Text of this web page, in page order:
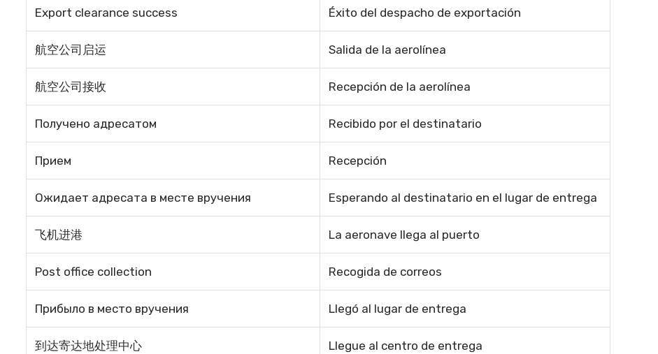
Export clearance success Éxito del despacho de exportación
航空公司启运 Salida de la aerolínea
航空公司接收 Recepción de la aerolínea
Получено адресатом Recibido por el destinatario
Прием Recepción
Ожидает адресата в месте вручения Esperando al destinatario en el lugar de entrega
飞机进港 La aeronave llega al puerto
Post office collection Recogida de correos
Прибыло в место вручения Llegó al lugar de entrega
到达寄达地处理中心 Llegue al centro de entrega